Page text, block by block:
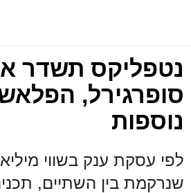
ביקורות משחקים
ספרים וקומיקס
נטפליקס תשדר
סופרגירל,
נוספות
לפי עסקת ענק בשווי
שנרקמת בין השתיים,